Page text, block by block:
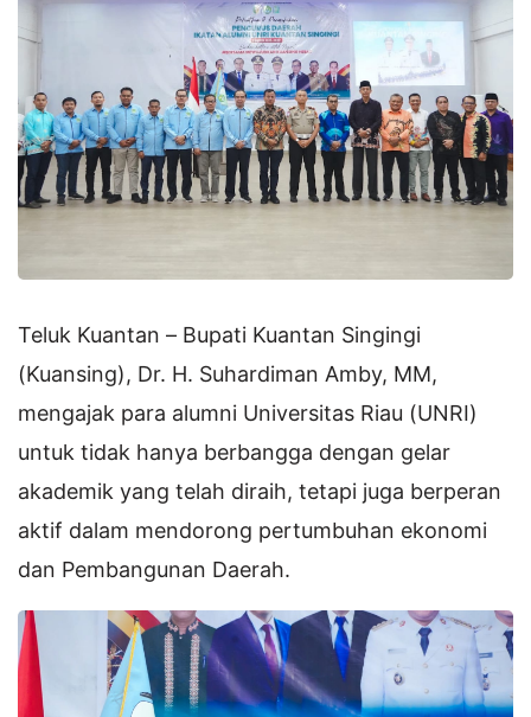
Teluk Kuantan – Bupati Kuantan Singingi
(Kuansing), Dr. H. Suhardiman Amby, MM,
mengajak para alumni Universitas Riau (UNRI)
untuk tidak hanya berbangga dengan gelar
akademik yang telah diraih, tetapi juga berperan
aktif dalam mendorong pertumbuhan ekonomi
dan Pembangunan Daerah.